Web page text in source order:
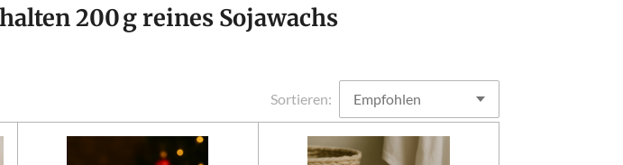
200 g reines Sojawachs
Sortieren: